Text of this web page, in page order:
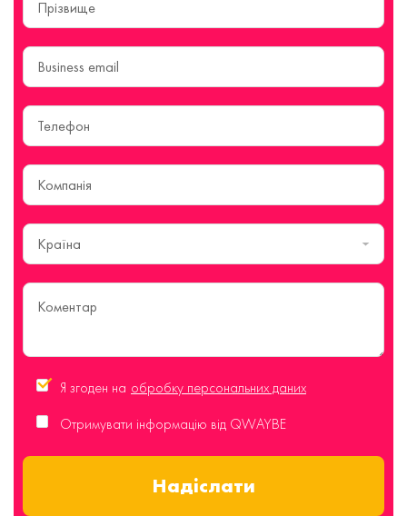
Країна
Я згоден на обробку персональних даних
Отримувати інформацію від QWAYBE
Надіслати